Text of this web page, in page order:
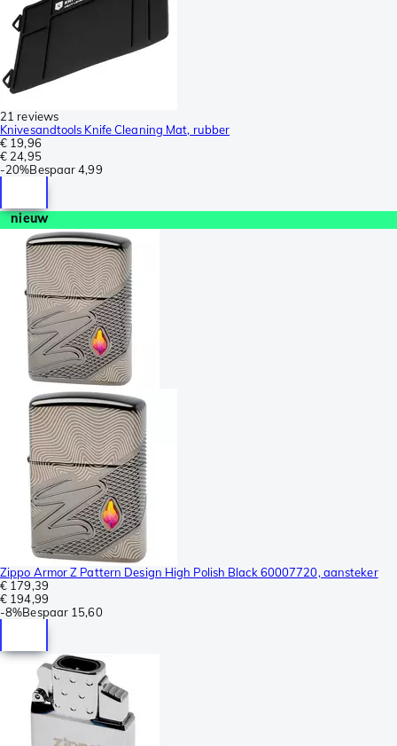
21 reviews
Knivesandtools Knife Cleaning Mat, rubber
€ 19,96
€ 24,95
-20%Bespaar 4,99
nieuw
Zippo Armor Z Pattern Design High Polish Black 60007720, aansteker
€ 179,39
€ 194,99
-8%Bespaar 15,60